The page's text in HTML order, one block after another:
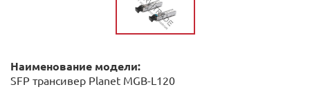
Наименование модели:
SFP трансивер Planet MGB-L120